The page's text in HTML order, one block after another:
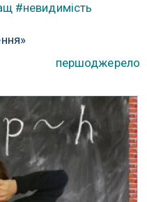
#невидимість
першоджерело